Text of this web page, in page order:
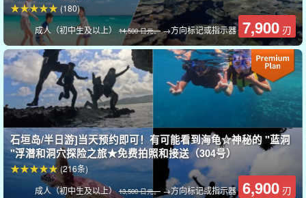
成人（初中生及以上）14,500 日元。→方向标记或指示器 7,900 刃
(180)
石垣岛/半日游]当天预约即可！有可能看到海龟☆神秘的 "蓝洞
"浮潜和洞穴探险之旅★免费拍照和接送（304号）
成人（初中生及以上）13,500 日元。 →方向标记或指示器 6,900 刃
(216条)